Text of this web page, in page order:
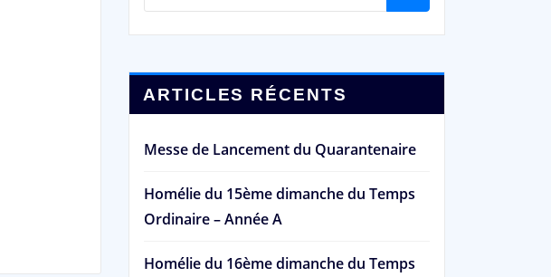
ARTICLES RÉCENTS
Messe de Lancement du Quarantenaire
Homélie du 15ème dimanche du Temps
Ordinaire – Année A
Homélie du 16ème dimanche du Temps